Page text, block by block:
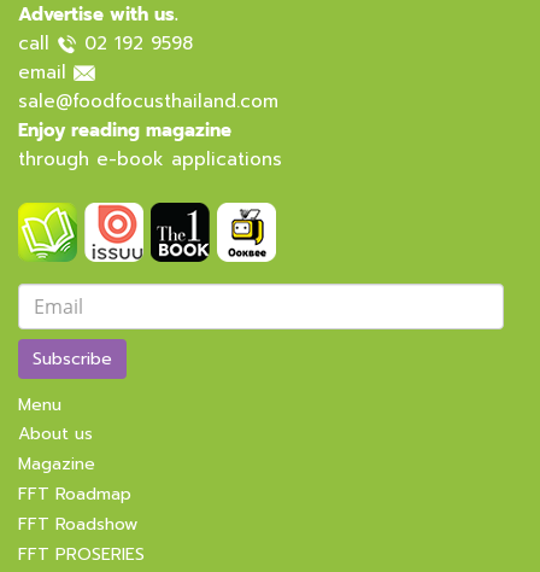
Advertise with us.
call
02 192 9598
email
sale@foodfocusthailand.com
Enjoy reading magazine
through e-book applications
Subscribe
Menu
About us
Magazine
FFT Roadmap
FFT Roadshow
FFT PROSERIES